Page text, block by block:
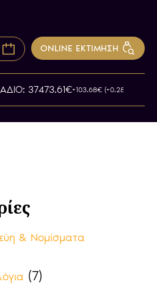
ONLINE ΕΚΤΙΜΗΣΗ
37473.61€+103.68€ (+0.28%)
& Νομίσματα
(7)